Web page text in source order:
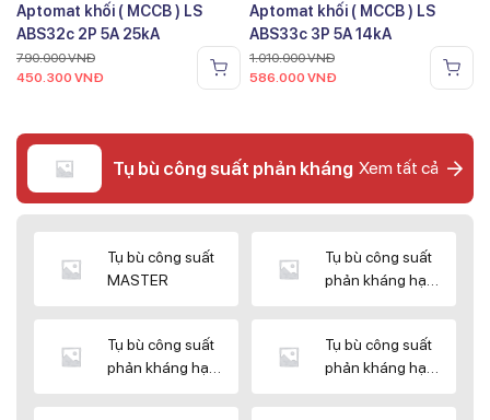
Aptomat khối ( MCCB ) LS
ABS32c 2P 5A 25kA
790.000VNĐ
450.300 VNĐ
Aptomat khối ( MCCB ) LS
ABS33c 3P 5A 14kA
1.010.000VNĐ
586.000 VNĐ
Tụ bù công suất phản kháng Xem tất cả
Tụ bù công suất
MASTER
Tụ bù công suất
phản kháng hạ
Tụ bù công suất
phản kháng hạ
Tụ bù công suất
phản kháng hạ